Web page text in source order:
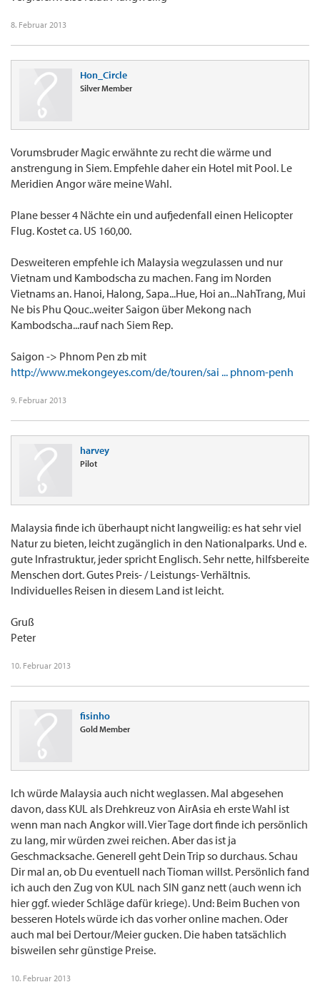
8. Februar 2013
Hon_Circle
Silver Member
Vorumsbruder Magic erwähnte zu recht die wärme und
anstrengung in Siem. Empfehle daher ein Hotel mit Pool. Le
Meridien Angor wäre meine Wahl.
Plane besser 4 Nächte ein und aufjedenfall einen Helicopter
Flug. Kostet ca. US 160,00.
Desweiteren empfehle ich Malaysia wegzulassen und nur
Vietnam und Kambodscha zu machen. Fang im Norden
Vietnams an. Hanoi, Halong, Sapa...Hue, Hoi an...NahTrang, Mui
Ne bis Phu Qouc..weiter Saigon über Mekong nach
Kambodscha...rauf nach Siem Rep.
Saigon -> Phnom Pen zb mit
http://www.mekongeyes.com/de/touren/sai ... phnom-penh
9. Februar 2013
harvey
Pilot
Malaysia finde ich überhaupt nicht langweilig: es hat sehr viel
Natur zu bieten, leicht zugänglich in den Nationalparks. Und e.
gute Infrastruktur, jeder spricht Englisch. Sehr nette, hilfsbereite
Menschen dort. Gutes Preis- / Leistungs- Verhältnis.
Individuelles Reisen in diesem Land ist leicht.
Gruß
Peter
10. Februar 2013
fisinho
Gold Member
Ich würde Malaysia auch nicht weglassen. Mal abgesehen
davon, dass KUL als Drehkreuz von AirAsia eh erste Wahl ist
wenn man nach Angkor will. Vier Tage dort finde ich persönlich
zu lang, mir würden zwei reichen. Aber das ist ja
Geschmacksache. Generell geht Dein Trip so durchaus. Schau
Dir mal an, ob Du eventuell nach Tioman willst. Persönlich fand
ich auch den Zug von KUL nach SIN ganz nett (auch wenn ich
hier ggf. wieder Schläge dafür kriege). Und: Beim Buchen von
besseren Hotels würde ich das vorher online machen. Oder
auch mal bei Dertour/Meier gucken. Die haben tatsächlich
bisweilen sehr günstige Preise.
10. Februar 2013